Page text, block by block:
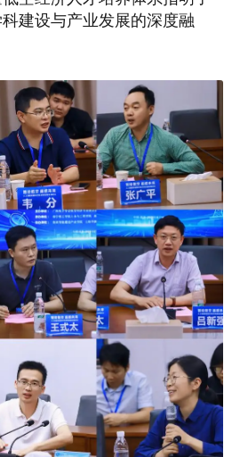
建设与产业发展的深度融